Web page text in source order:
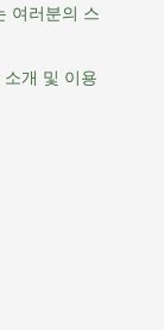
여러분의 스
개 및 이용